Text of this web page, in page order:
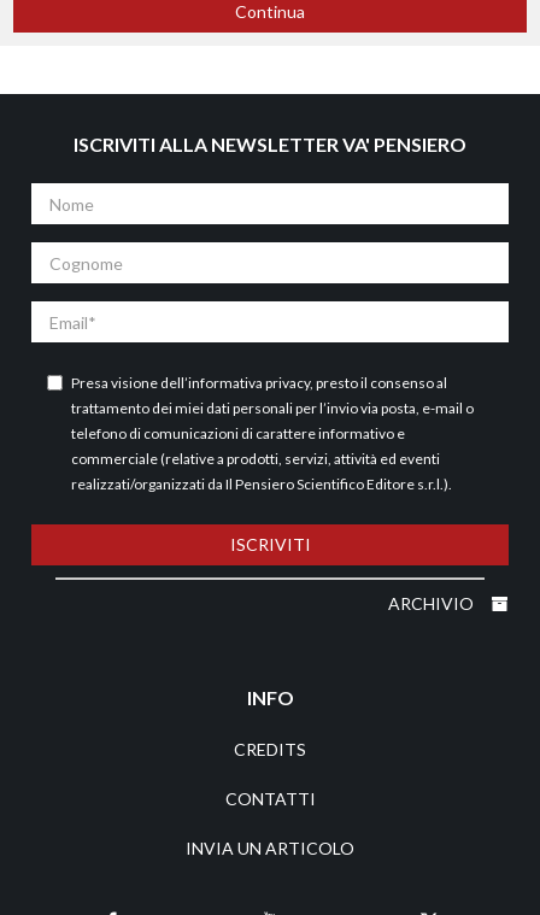
Continua
ISCRIVITI ALLA NEWSLETTER VA' PENSIERO
Presa visione dell’informativa privacy, presto il consenso al
trattamento dei miei dati personali per l’invio via posta, e-mail o
telefono di comunicazioni di carattere informativo e
commerciale (relative a prodotti, servizi, attività ed eventi
realizzati/organizzati da Il Pensiero Scientifico Editore s.r.l.).
ISCRIVITI
ARCHIVIO
INFO
CREDITS
CONTATTI
INVIA UN ARTICOLO